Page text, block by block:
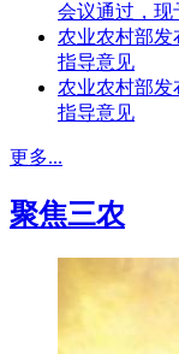
会议通过，现
农业农村部发
指导意见
农业农村部发
指导意见
更多...
聚焦三农